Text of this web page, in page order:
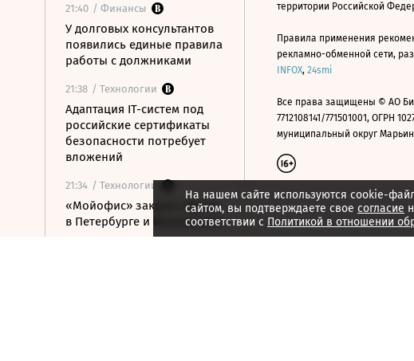
21:40 / Финансы
У долговых консультантов
появились единые правила
работы с должниками
21:38 / Технологии
Адаптация IT-систем под
российские сертификаты
безопасности потребует
вложений
21:34 / Технологии
«Мойофис» закрыл офисы
в Петербурге и Иннополисе
На нашем сайте используются cookie-
сайтом, вы подтверждаете свое согласие
соответствии с Политикой в отношении
территории Российской
Правила применения
рекламно-обменной сети,
INFOX, 24smi
Все права защищены © АО
7712108141/771501001, ОГРН
муниципальный округ